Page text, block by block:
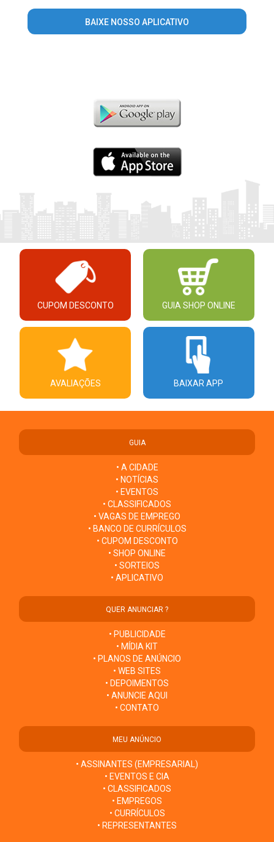
BAIXE NOSSO APLICATIVO
CUPOM DESCONTO GUIA SHOP ONLINE
AVALIAÇÕES BAIXAR APP
GUIA
• A CIDADE
• NOTÍCIAS
• EVENTOS
• CLASSIFICADOS
• VAGAS DE EMPREGO
• BANCO DE CURRÍCULOS
• CUPOM DESCONTO
• SHOP ONLINE
• SORTEIOS
• APLICATIVO
QUER ANUNCIAR ?
• PUBLICIDADE
• MÍDIA KIT
• PLANOS DE ANÚNCIO
• WEB SITES
• DEPOIMENTOS
• ANUNCIE AQUI
• CONTATO
MEU ANÚNCIO
• ASSINANTES (EMPRESARIAL)
• EVENTOS E CIA
• CLASSIFICADOS
• EMPREGOS
• CURRÍCULOS
• REPRESENTANTES